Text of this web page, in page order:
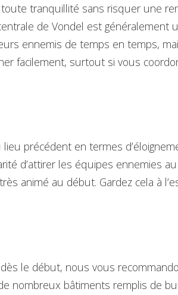
tranquillité sans risquer une
de Vondel est généralement
ennemis de temps en temps,
facilement, surtout si vous
précédent en termes
d’attirer les équipes ennemies
animé au début. Gardez cela à
le début, nous vous
nombreux bâtiments remplis de